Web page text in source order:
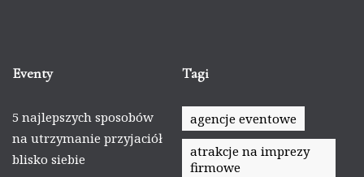
Eventy
5 najlepszych sposobów
na utrzymanie przyjaciół
blisko siebie
Tagi
agencje eventowe
atrakcje na imprezy
firmowe